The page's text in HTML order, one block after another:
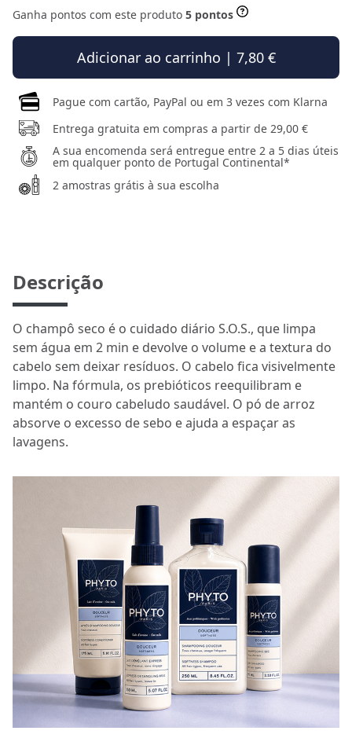
Ganha pontos com este produto 5 pontos
Adicionar ao carrinho | 7,80 €
Pague com cartão, PayPal ou em 3 vezes com Klarna
Entrega gratuita em compras a partir de 29,00 €
A sua encomenda será entregue entre 2 a 5 dias úteis
em qualquer ponto de Portugal Continental*
2 amostras grátis à sua escolha
Descrição
O champô seco é o cuidado diário S.O.S., que limpa
sem água em 2 min e devolve o volume e a textura do
cabelo sem deixar resíduos. O cabelo fica visivelmente
limpo. Na fórmula, os prebióticos reequilibram e
mantém o couro cabeludo saudável. O pó de arroz
absorve o excesso de sebo e ajuda a espaçar as
lavagens.